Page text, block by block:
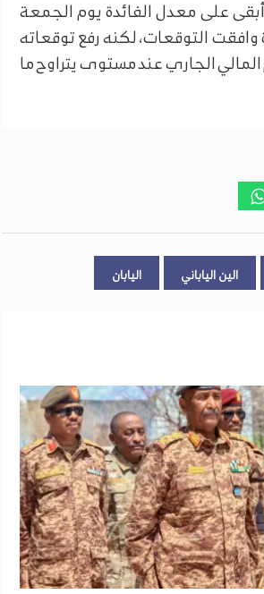
أبقى على معدل الفائدة يوم الجمعة
التوقعات، لكنه رفع توقعاته
الجاري عند مستوى يتراوح ما
الين الياباني اليابان